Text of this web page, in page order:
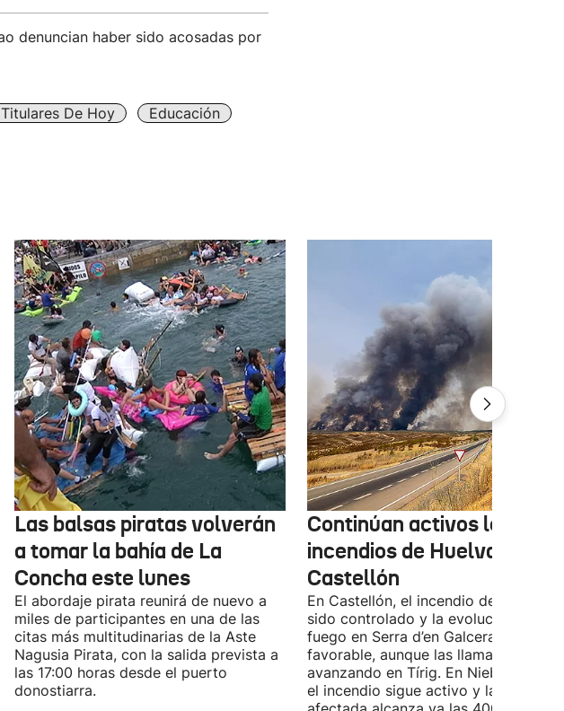
denuncian haber sido acosadas por
Titulares De Hoy
Educación
Las balsas piratas volverán
a tomar la bahía de La
Concha este lunes
El abordaje pirata reunirá de nuevo a
miles de participantes en una de las
citas más multitudinarias de la Aste
Nagusia Pirata, con la salida prevista a
las 17:00 horas desde el puerto
donostiarra.
Continúan activos los
incendios de Huelva y
Castellón
En Castellón, el incendio de Culla ya
sido controlado y la evolución del
fuego en Serra d’en Galceran es
favorable, aunque las llamas
avanzando en Tírig. En Niebla
el incendio sigue activo y la